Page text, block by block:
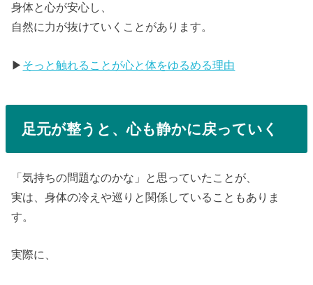
身体と心が安心し、
自然に力が抜けていくことがあります。
▶ そっと触れることが心と体をゆるめる理由
足元が整うと、心も静かに戻っていく
「気持ちの問題なのかな」と思っていたことが、
実は、身体の冷えや巡りと関係していることもありま
す。
実際に、